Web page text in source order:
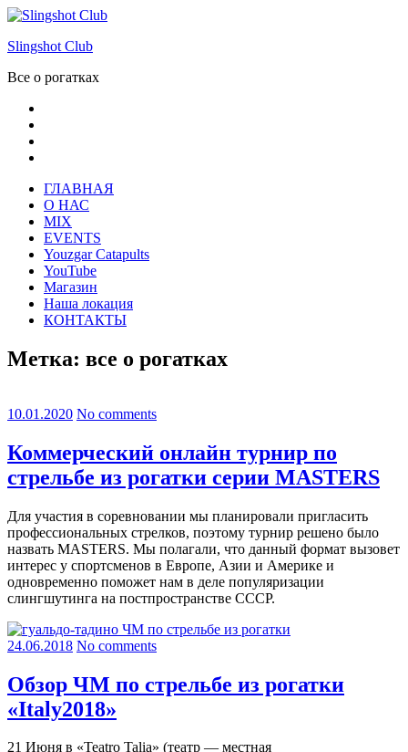
Skip
content
Slingshot Club
Все о рогатках
ГЛАВНАЯ
О НАС
MIX
EVENTS
Youzgar Catapults
YouTube
Магазин
Наша локация
КОНТАКТЫ
Метка: все о рогатках
10.01.2020 No comments
Коммерческий онлайн турнир по
стрельбе из рогатки серии MASTERS
Для участия в соревновании мы планировали пригласить
профессиональных стрелков, поэтому турнир решено было
назвать MASTERS. Мы полагали, что данный формат вызовет
интерес у спортсменов в Европе, Азии и Америке и
одновременно поможет нам в деле популяризации
слингшутинга на постпространстве СССР.
24.06.2018 No comments
Обзор ЧМ по стрельбе из рогатки
«Italy2018»
21 Июня в «Teatro Talia» (театр — местная